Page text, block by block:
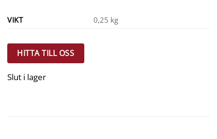
VIKT 0,25 kg
HITTA TILL OSS
Slut i lager